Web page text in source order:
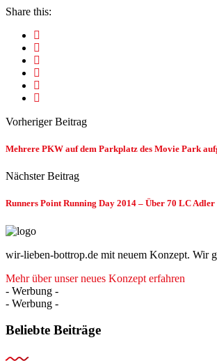
Share this:
Vorheriger Beitrag
Mehrere PKW auf dem Parkplatz des Movie Park
Nächster Beitrag
Runners Point Running Day 2014 – Über 70 LC
wir-lieben-bottrop.de mit neuem Konzept. Wir
Mehr über unser neues Konzept erfahren
- Werbung -
- Werbung -
Beliebte Beiträge